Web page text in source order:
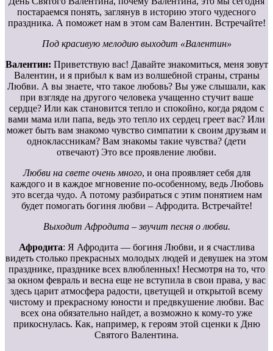
постараемся понять, заглянув в историю этого чудесного
праздника. А поможет нам в этом сам Валентин. Встречайте!
Под красивую мелодию выходит «Валентин»
Валентин: Приветствую вас! Давайте знакомиться, меня зовут
Валентин, и я прибыл к вам из волшебной страны, страны
Любви. А вы знаете, что такое любовь? Вы уже слышали, как
при взгляде на другого человека учащенно стучит ваше
сердце? Или как становится тепло и спокойно, когда рядом с
вами мама или папа, ведь это тепло их сердец греет вас? Или
может быть вам знакомо чувство симпатии к своим друзьям и
одноклассникам? Вам знакомы такие чувства? (дети
отвечают) Это все проявление любви.
Любви на свете очень много, и она проявляет себя для
каждого и в каждое мгновение по-особенному, ведь Любовь
это всегда чудо. А потому разбираться с этим понятием нам
будет помогать богиня любви – Афродита. Встречайте!
Выходит Афродита – звучит песня о любви.
Афродита: Я Афродита — богиня Любви, и я счастлива
видеть столько прекрасных молодых людей и девушек на этом
празднике, празднике всех влюбленных! Несмотря на то, что
за окном февраль и весна еще не вступила в свои права, у вас
здесь царит атмосфера радости, цветущей и открытой всему
чистому и прекрасному юности и предвкушение любви. Вас
всех она обязательно найдет, а возможно к кому-то уже
прикоснулась. Как, например, к героям этой сценки к Дню
Святого Валентина.